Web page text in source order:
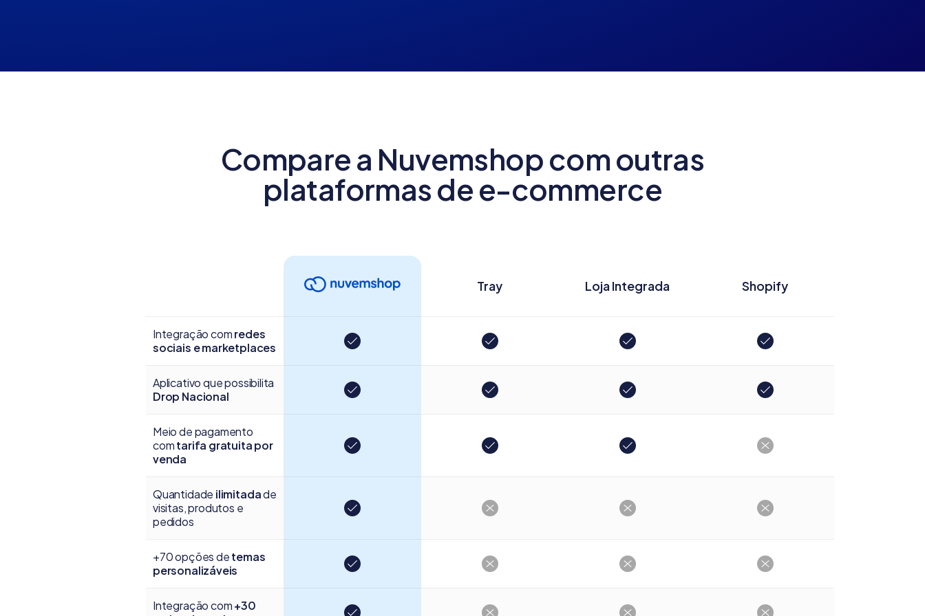
Compare a Nuvemshop com outras
plataformas de e-commerce
Tray Loja Integrada Shopify
Integração comredes
sociais e marketplaces
Aplicativo que possibilita
Drop Nacional
Meio de pagamento
comtarifa gratuita por
venda
Quantidade ilimitadade
visitas, produtos e
pedidos
+70 opções detemas
personalizáveis
Integração com+30